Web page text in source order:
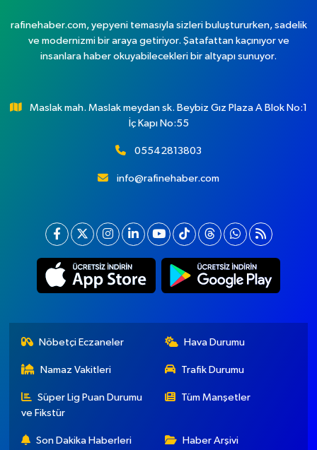
rafinehaber.com, yepyeni temasıyla sizleri buluştururken, sadelik
ve modernizmi bir araya getiriyor. Şatafattan kaçınıyor ve
insanlara haber okuyabilecekleri bir altyapı sunuyor.
Maslak mah. Maslak meydan sk. Beybiz Gız Plaza A Blok No:1
İç Kapı No:55
05542813803
info@rafinehaber.com
Nöbetçi Eczaneler Hava Durumu
Namaz Vakitleri Trafik Durumu
Süper Lig Puan Durumu
ve Fikstür
Tüm Manşetler
Son Dakika Haberleri Haber Arşivi